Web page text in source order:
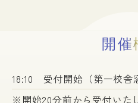
開催
18:10 受付開始（第一校舎
※開始20分前から受付いた